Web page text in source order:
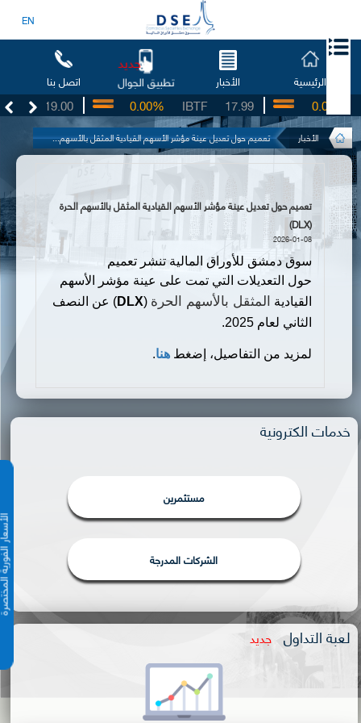
EN
الرئيسية الأخبار تطبيق الجوال
جديد
اتصل بنا
19.00 17.99
IBTF
0.00% 0.00%
الأخبار تعميم حول تعديل عينة مؤشر الأسهم القيادية المثقل بالأسهم...
الأسعار
تعميم حول تعديل عينة مؤشر الأسهم القيادية المثقل بالأسهم الحرة
(DLX)
2026-01-08
سوق دمشق للأوراق المالية تنشر تعميم
حول التعديلات التي تمت على عينة مؤشر الأسهم
القيادية المثقل بالأسهم الحرة (
DLX) عن النصف
الثاني لعام 2025.
لمزيد من التفاصيل، إضغط هنا.
خدمات الكترونية
مستثمرين
الشركات المدرجة
لعبة التداول جديد